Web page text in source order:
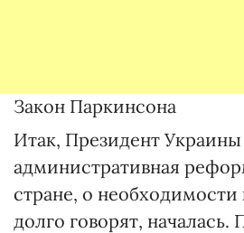
Закон Паркинсона
Итак, Президент
административная
стране, о необходимости
долго говорят, началась.